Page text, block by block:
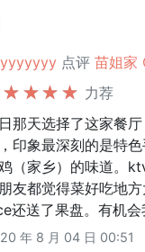
点评 苗姐家
力荐
那天选择了这家餐
印象最深刻的是特
（家乡）的味道。
友都觉得菜好吃地
还送了果盘。有机
年 8 月 04 日 00:51